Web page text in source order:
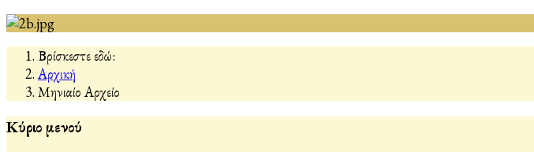
Βρίσκεστε εδώ:
Αρχική
Μηνιαίο Αρχείο
Κύριο μενού